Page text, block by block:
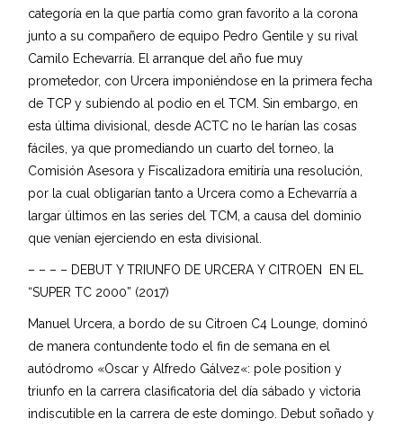
categoría en la que partía como gran favorito a la corona
junto a su compañero de equipo Pedro Gentile y su rival
Camilo Echevarría. El arranque del año fue muy
prometedor, con Urcera imponiéndose en la primera fecha
de TCP y subiendo al podio en el TCM. Sin embargo, en
esta última divisional, desde ACTC no le harían las cosas
fáciles, ya que promediando un cuarto del torneo, la
Comisión Asesora y Fiscalizadora emitiría una resolución,
por la cual obligarían tanto a Urcera como a Echevarría a
largar últimos en las series del TCM, a causa del dominio
que venían ejerciendo en esta divisional.
– – – – DEBUT Y TRIUNFO DE URCERA Y CITROEN EN EL
“SUPER TC 2000” (2017)
Manuel Urcera, a bordo de su Citroen C4 Lounge, dominó
de manera contundente todo el fin de semana en el
autódromo «Oscar y Alfredo Gálvez«: pole position y
triunfo en la carrera clasificatoria del día sábado y victoria
indiscutible en la carrera de este domingo. Debut soñado y